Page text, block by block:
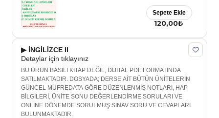
120,00₺
Sepete Ekle
▶ İNGİLİZCE II
Detaylar için tıklayınız
BU ÜRÜN BASILI KİTAP DEĞİL, DİJİTAL PDF FORMATINDA
SATILMAKTADIR. DOSYADA; DERSE AİT BÜTÜN ÜNİTELERİN
GÜNCEL MÜFREDATA GÖRE DÜZENLENMİŞ NOTLARI, HAP
BİLGİLERİ, ÜNİTE SONU DEĞERLENDİRME SORULARI VE
ONLİNE DÖNEMDE SORULMUŞ SINAV SORU VE CEVAPLARI
BULUNMAKTADIR.